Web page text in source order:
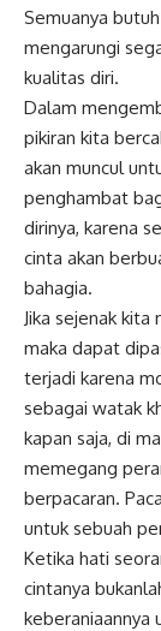
Semuanya
mengarungi
kualitas diri.
Dalam
pikiran kita
akan muncul
penghambat
dirinya, karena
cinta akan
bahagia.
Jika sejenak
maka dapat
terjadi karena
sebagai watak
kapan saja, di
memegang
berpacaran.
untuk sebuah
Ketika hati
cintanya
keberaniaannya